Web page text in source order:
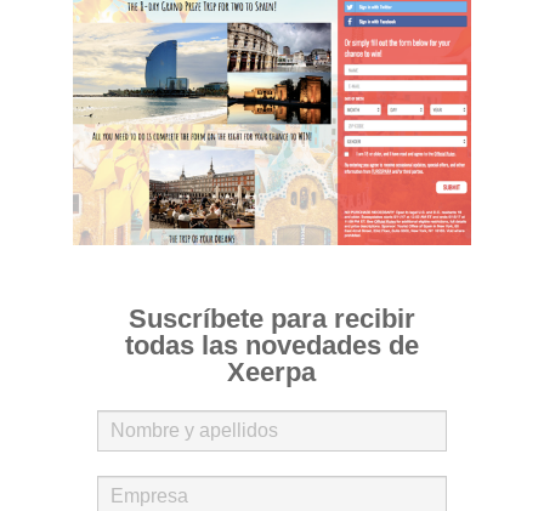
Suscríbete para recibir
todas las novedades de
Xeerpa